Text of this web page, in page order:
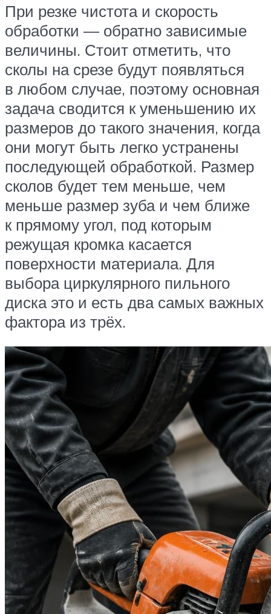
При резке чистота и скорость
обработки — обратно зависимые
величины. Стоит отметить, что
сколы на срезе будут появляться
в любом случае, поэтому основная
задача сводится к уменьшению их
размеров до такого значения, когда
они могут быть легко устранены
последующей обработкой. Размер
сколов будет тем меньше, чем
меньше размер зуба и чем ближе
к прямому угол, под которым
режущая кромка касается
поверхности материала. Для
выбора циркулярного пильного
диска это и есть два самых важных
фактора из трёх.